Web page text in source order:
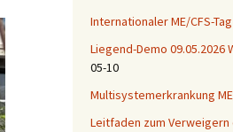
Internationaler ME/CFS-Tag
Liegend-Demo 09.05.2026
05-10
Multisystemerkrankung
Leitfaden zum